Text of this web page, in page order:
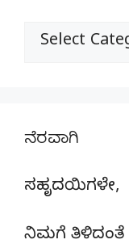
ವಿಭಾಗಗಳು
ನೆರವಾಗಿ
ಸಹೃದಯಿಗಳೇ,
ನಿಮಗೆ ತಿಳಿದಂತೆ